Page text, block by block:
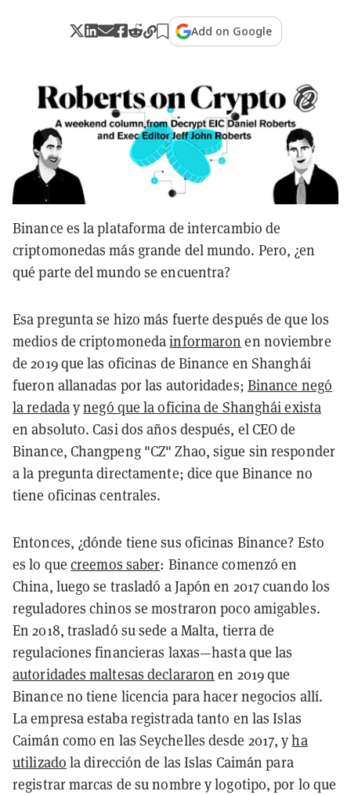
Add on Google
Binance es la plataforma de intercambio de
criptomonedas más grande del mundo. Pero, ¿en
qué parte del mundo se encuentra?
Esa pregunta se hizo más fuerte después de que los
medios de criptomonedainformaron en noviembre
de 2019 que las oficinas de Binance en Shanghái
fueron allanadas por las autoridades; Binance negó
la redadaynegó que la oficina de Shanghái exista
en absoluto. Casi dos años después, el CEO de
Binance, Changpeng "CZ" Zhao, sigue sin responder
a la pregunta directamente; dice que Binance no
tiene oficinas centrales.
Entonces, ¿dónde tiene sus oficinas Binance? Esto
es lo que creemos saber: Binance comenzó en
China, luego se trasladó a Japón en 2017 cuando los
reguladores chinos se mostraron poco amigables.
En 2018, trasladó su sede a Malta, tierra de
regulaciones financieras laxas—hasta que las
autoridades maltesas declararon en 2019 que
Binance no tiene licencia para hacer negocios allí.
La empresa estaba registrada tanto en las Islas
Caimán como en las Seychelles desde 2017, yha
utilizado la dirección de las Islas Caimán para
registrar marcas de su nombre y logotipo, por lo que